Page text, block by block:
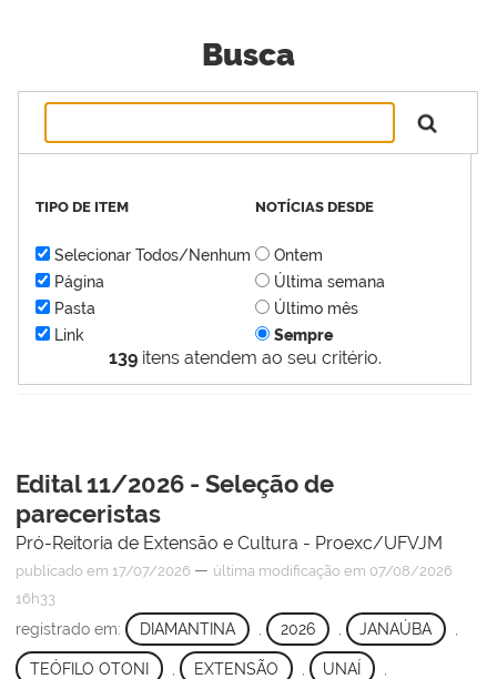
Busca
139itens atendem ao seu critério.
TIPO DE ITEM
Selecionar Todos/Nenhum
Página
Pasta
Link
NOTÍCIAS DESDE
Ontem
Última semana
Último mês
Sempre
Edital 11/2026 - Seleção de
pareceristas
Pró-Reitoria de Extensão e Cultura - Proexc/UFVJM
publicado em 17/07/2026 — última modificação em 07/08/2026
16h33
registrado em: DIAMANTINA 2026 JANAÚBA
TEÓFILO OTONI EXTENSÃO UNAÍ